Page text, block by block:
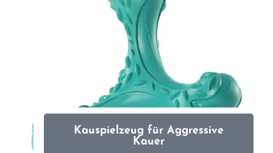
Kauspielzeug für Aggressive
Kauer